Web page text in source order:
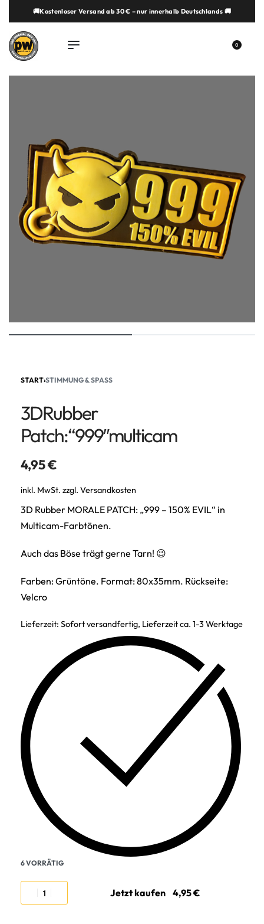
springen🚚Kostenloser Versand ab 30 € – nur innerhalb Deutschlands 🚚
0
START›STIMMUNG & SPASS
3DRubber
Patch:“999″multicam
4,95€
inkl. MwSt. zzgl. Versandkosten
3D Rubber MORALE PATCH: „999 – 150% EVIL“ in
Multicam-Farbtönen.
Auch das Böse trägt gerne Tarn! 😉
Farben: Grüntöne. Format: 80x35mm. Rückseite:
Velcro
Lieferzeit: Sofort versandfertig, Lieferzeit ca. 1-3 Werktage
6 VORRÄTIG
Jetzt kaufen